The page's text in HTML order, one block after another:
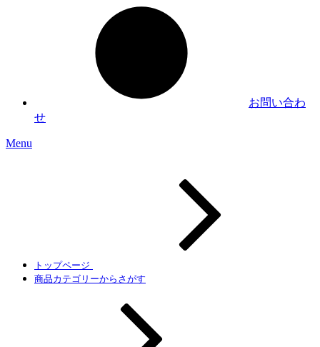
お問い合わ
せ
Menu
トップページ
商品カテゴリーからさがす